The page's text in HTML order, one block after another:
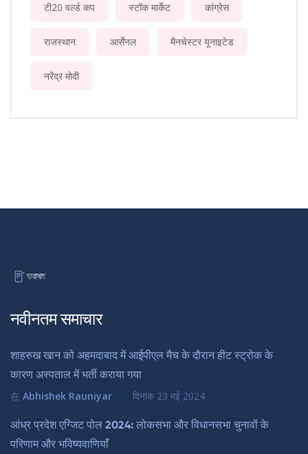
टी20 वर्ल्ड कप स्टॉक मार्केट कांग्रेस
राजस्थान आर्सेनल मैनचेस्टर यूनाइटेड
नरेंद्र मोदी
नवीनतम समाचार
शाहरुख खान को अहमदाबाद में आईपीएल मैच के दौरान हीट स्ट्रोक के
कारण अस्पताल में भर्ती कराया गया
在 Abhishek Rauniyar दिनांक 23 मई 2024
आंध्र प्रदेश एग्जिट पोल 2024: लोकसभा और विधानसभा चुनावों के
परिणाम और भविष्यवाणियाँ